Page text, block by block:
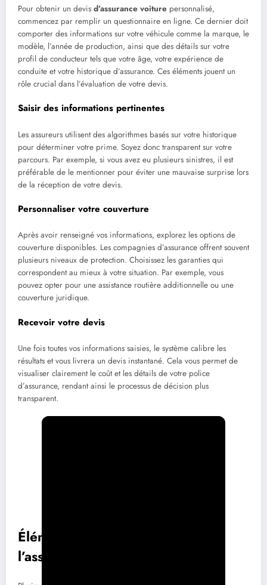
Pour obtenir un devis d’assurance voiture personnalisé,
commencez par remplir un questionnaire en ligne. Ce dernier doit
comporter des informations sur votre véhicule comme la marque, le
modèle, l’année de production, ainsi que des détails sur votre
profil de conducteur tels que votre âge, votre expérience de
conduite et votre historique d’assurance. Ces éléments jouent un
rôle crucial dans l’évaluation de votre devis.
Saisir des informations pertinentes
Les assureurs utilisent des algorithmes basés sur votre historique
pour déterminer votre prime. Soyez donc transparent sur votre
parcours. Par exemple, si vous avez eu plusieurs sinistres, il est
préférable de le mentionner pour éviter une mauvaise surprise lors
de la réception de votre devis.
Personnaliser votre couverture
Après avoir renseigné vos informations, explorez les options de
couverture disponibles. Les compagnies d’assurance offrent souvent
plusieurs niveaux de protection. Choisissez les garanties qui
correspondent au mieux à votre situation. Par exemple, vous
pouvez opter pour une assistance routière additionnelle ou une
couverture juridique.
Recevoir votre devis
Une fois toutes vos informations saisies, le système calibre les
résultats et vous livrera un devis instantané. Cela vous permet de
visualiser clairement le coût et les détails de votre police
d’assurance, rendant ainsi le processus de décision plus
transparent.
Éléments influençant le prix de
l’assurance auto